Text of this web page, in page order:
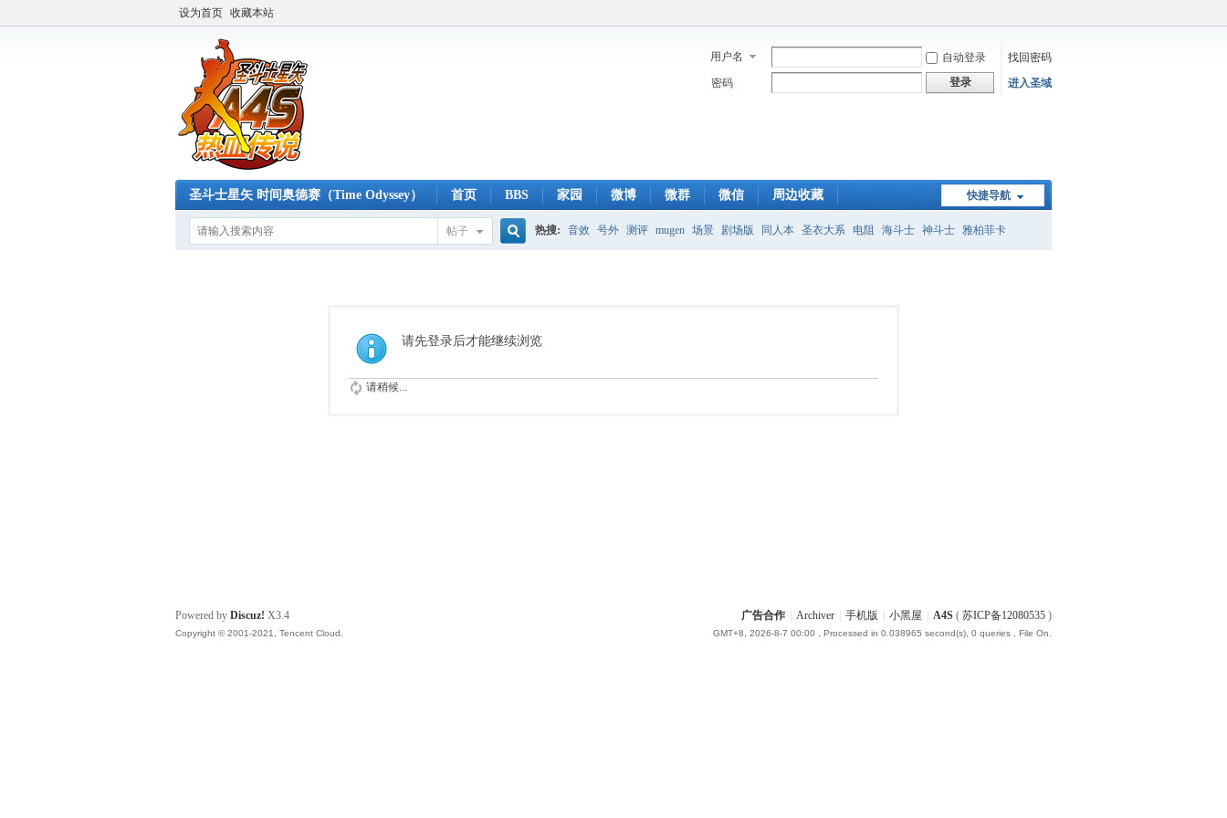
设为首页 收藏本站
用户名 自动登录
找回密码
密码
登录 进入圣域
快捷导航
圣斗士星矢 时间奥德赛（Time Odyssey） 首页 BBS 家园 微博 微群 微信 周边收藏
帖子
索
热搜: 音效 号外 测评 mugen 场景 剧场版 同人本 圣衣大系 电阻 海斗士 神斗士 雅柏菲卡
请先登录后才能继续浏览
请稍候...
广告合作 Archiver 手机版 小黑屋 A4S ( 苏ICP备12080535 )
GMT+8, 2026-8-7 00:00 , Processed in 0.038965 second(s), 0 queries , File On.
Powered by Discuz! X3.4
Copyright © 2001-2021, Tencent Cloud.